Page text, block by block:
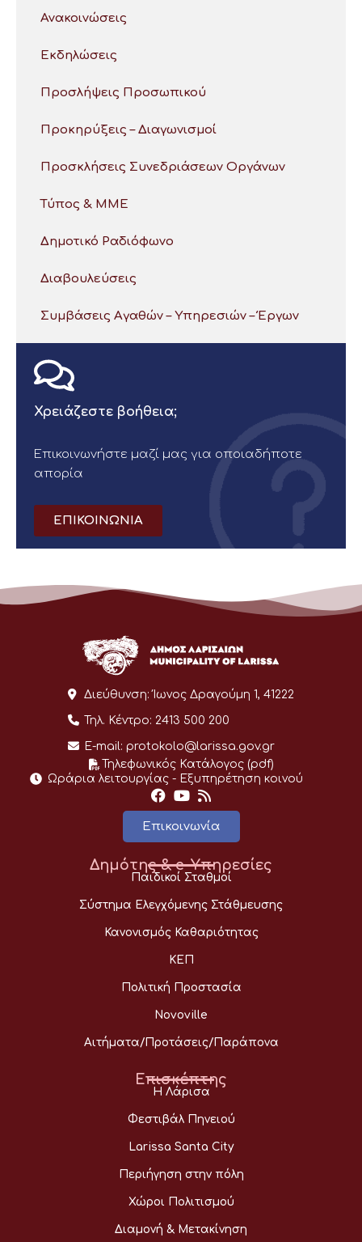
Ανακοινώσεις
Εκδηλώσεις
Προσλήψεις Προσωπικού
Προκηρύξεις – Διαγωνισμοί
Προσκλήσεις Συνεδριάσεων Οργάνων
Τύπος & ΜΜΕ
Δημοτικό Ραδιόφωνο
Διαβουλεύσεις
Συμβάσεις Αγαθών – Υπηρεσιών – Έργων
Χρειάζεστε βοήθεια;
Επικοινωνήστε μαζί μας για οποιαδήποτε
απορία
ΕΠΙΚΟΙΝΩΝΙΑ
Διεύθυνση: Ίωνος Δραγούμη 1, 41222
Τηλ. Κέντρο: 2413 500 200
E-mail: protokolo@larissa.gov.gr
Τηλεφωνικός Κατάλογος (pdf)
Ωράρια λειτουργίας - Eξυπηρέτηση κοινού
Επικοινωνία
Δημότης & e-Υπηρεσίες
Παιδικοί Σταθμοί
Σύστημα Ελεγχόμενης Στάθμευσης
Κανονισμός Καθαριότητας
ΚΕΠ
Πολιτική Προστασία
Novoville
Αιτήματα/Προτάσεις/Παράπονα
Επισκέπτης
Η Λάρισα
Φεστιβάλ Πηνειού
Larissa Santa City
Περιήγηση στην πόλη
Χώροι Πολιτισμού
Διαμονή & Μετακίνηση